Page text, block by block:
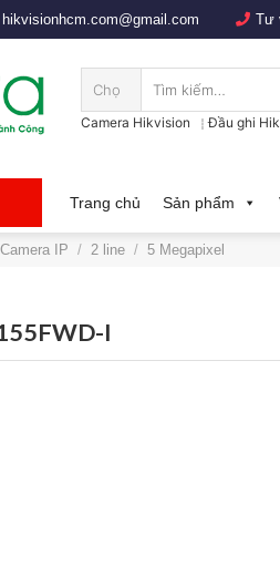
hikvisionhcm.com@gmail.com Tư
Tìm
Camera Hikvision Đầu ghi
Trang chủ Sản phẩm
Camera IP / 2 line / 5 Megapixel
I